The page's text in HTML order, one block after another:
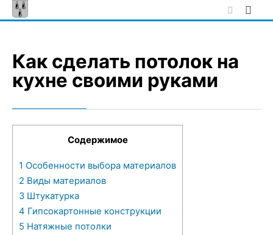
Skip
to
Как сделать потолок на
кухне своими руками
Содержимое
1 Особенности выбора материалов
2 Виды материалов
3 Штукатурка
4 Гипсокартонные конструкции
5 Натяжные потолки